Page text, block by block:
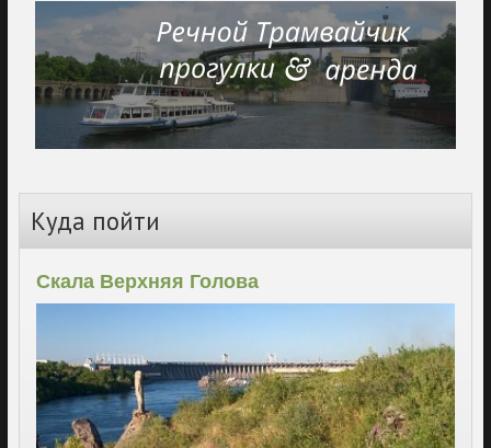
Куда пойти
Скала Верхняя Голова